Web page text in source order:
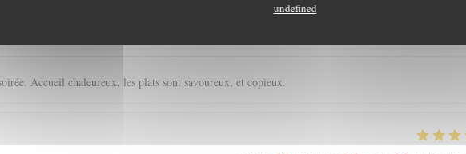
undefined
Accueil chaleureux, les plats sont savoureux, et copieux.